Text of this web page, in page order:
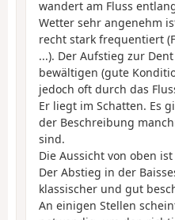
wandert am Fluss
Wetter sehr angenehm
recht stark frequentiert
...). Der Aufstieg zur
bewältigen (gute
jedoch oft durch das
Er liegt im Schatten. Es
der Beschreibung
sind.
Die Aussicht von oben
Der Abstieg in der
klassischer und gut
An einigen Stellen